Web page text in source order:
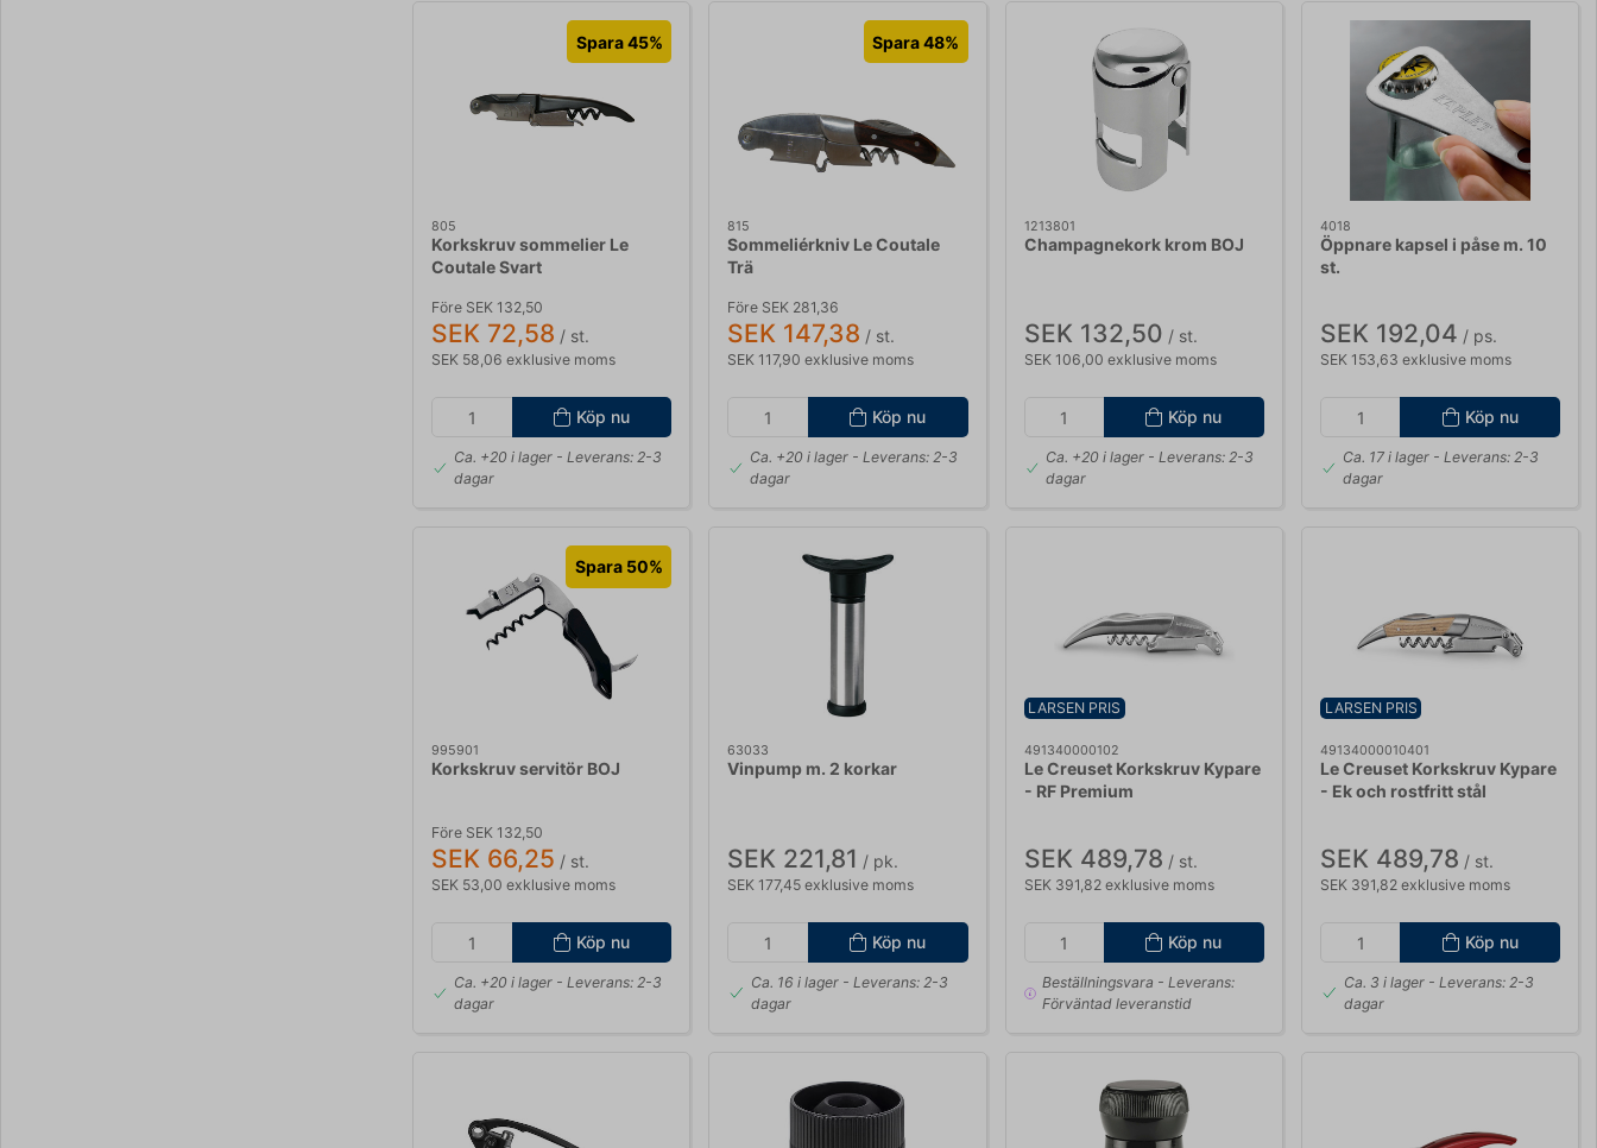
Spara 45%
805
Korkskruv sommelier Le
Coutale Svart
Före SEK 132,50
SEK 72,58 / st.
SEK 58,06 exklusive moms
Köp nu
Ca. +20 i lager - Leverans: 2-3
dagar
Spara 48%
815
Sommeliérkniv Le Coutale
Trä
Före SEK 281,36
SEK 147,38 / st.
SEK 117,90 exklusive moms
Köp nu
Ca. +20 i lager - Leverans: 2-3
dagar
1213801
Champagnekork krom BOJ
SEK 132,50 / st.
SEK 106,00 exklusive moms
Köp nu
Ca. +20 i lager - Leverans: 2-3
dagar
4018
Öppnare kapsel i påse m. 10
st.
SEK 192,04 / ps.
SEK 153,63 exklusive moms
Köp nu
Ca. 17 i lager - Leverans: 2-3
dagar
Spara 50%
995901
Korkskruv servitör BOJ
Före SEK 132,50
SEK 66,25 / st.
SEK 53,00 exklusive moms
Köp nu
Ca. +20 i lager - Leverans: 2-3
dagar
63033
Vinpump m. 2 korkar
SEK 221,81 / pk.
SEK 177,45 exklusive moms
Köp nu
Ca. 16 i lager- Leverans: 2-3
dagar
LARSEN PRIS
491340000102
Le Creuset Korkskruv Kypare
- RF Premium
SEK 489,78 / st.
SEK 391,82 exklusive moms
Köp nu
Beställningsvara - Leverans:
Förväntad leveranstid
LARSEN PRIS
49134000010401
Le Creuset Korkskruv Kypare
- Ek och rostfritt stål
SEK 489,78 / st.
SEK 391,82 exklusive moms
Köp nu
Ca. 3 i lager- Leverans: 2-3
dagar